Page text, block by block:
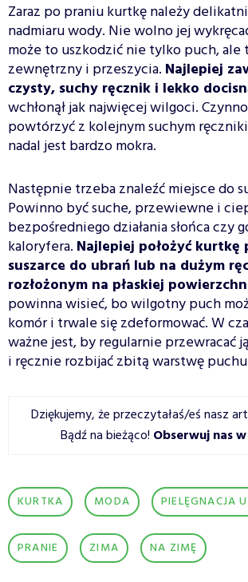
Zaraz po praniu kurtkę należy
nadmiaru wody. Nie wolno jej
może to uszkodzić nie tylko puch, ale
zewnętrzny i przeszycia. Najlepiej
czysty, suchy ręcznik i lekko
wchłonął jak najwięcej wilgoci.
powtórzyć z kolejnym suchym
nadal jest bardzo mokra.
Następnie trzeba znaleźć miejsce do
Powinno być suche, przewiewne i
bezpośredniego działania słońca czy
kaloryfera. Najlepiej położyć kurtkę
suszarce do ubrań lub na dużym
rozłożonym na płaskiej
powinna wisieć, bo wilgotny puch
komór i trwale się zdeformować. W
ważne jest, by regularnie przewracać
i ręcznie rozbijać zbitą warstwę
Dziękujemy, że przeczytałaś/eś nasz
Bądź na bieżąco! Obserwuj nas
KURTKA MODA PIELĘGNACJA
PRANIE ZIMA NA ZIMĘ